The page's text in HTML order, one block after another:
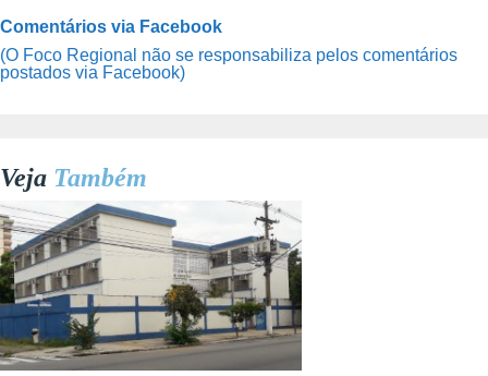
Comentários via Facebook
(O Foco Regional não se responsabiliza pelos comentários
postados via Facebook)
Veja Também